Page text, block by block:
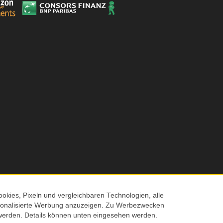
© 2026 Screenmaxx
Pixeln und vergleichbaren Technologien, alle
Werbung anzuzeigen. Zu Werbezwecken
Details können unten eingesehen werden.